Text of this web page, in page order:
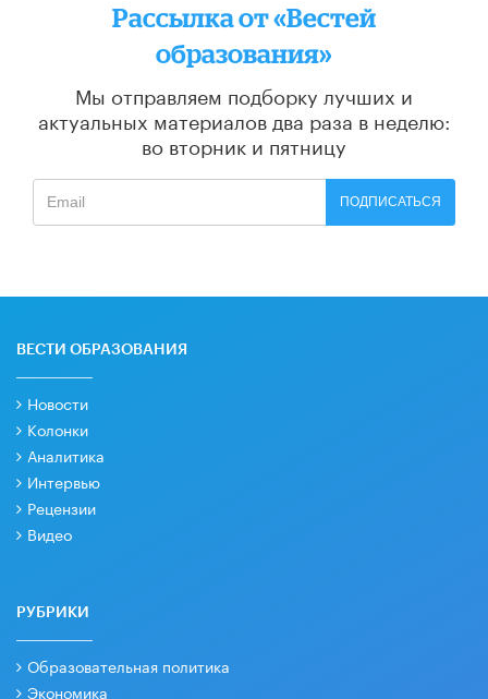
Рассылка от «Вестей
образования»
Мы отправляем подборку лучших и
актуальных материалов два раза в неделю:
во вторник и пятницу
ПОДПИСАТЬСЯ
ВЕСТИ ОБРАЗОВАНИЯ
Новости
Колонки
Аналитика
Интервью
Рецензии
Видео
РУБРИКИ
Образовательная политика
Экономика